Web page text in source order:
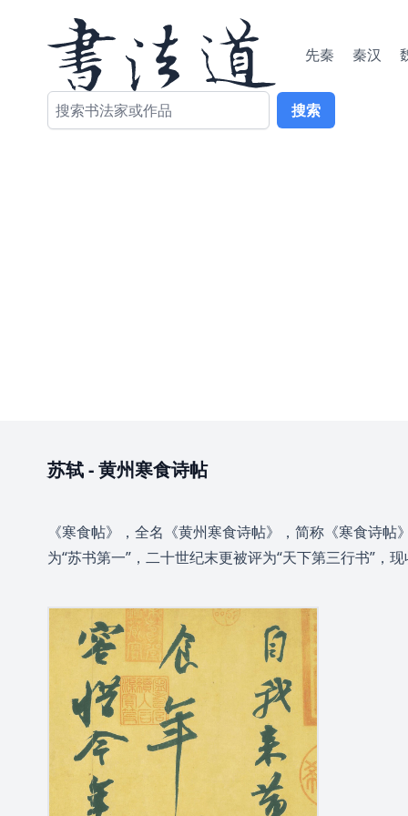
先秦 秦汉
搜索
苏轼-黄州寒食诗帖
《寒食帖》，全名《黄州寒食诗帖》，简称《寒食诗
为“苏书第一”，二十世纪末更被评为“天下第三行书”，